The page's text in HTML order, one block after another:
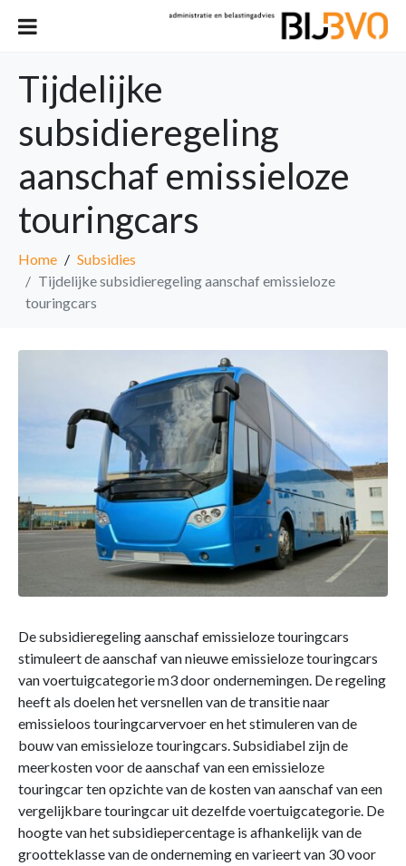
Tijdelijke
subsidieregeling
aanschaf emissieloze
touringcars
Home
Subsidies
Tijdelijke subsidieregeling aanschaf emissieloze
touringcars
De subsidieregeling aanschaf emissieloze touringcars
stimuleert de aanschaf van nieuwe emissieloze touringcars
van voertuigcategorie m3 door ondernemingen. De regeling
heeft als doelen het versnellen van de transitie naar
emissieloos touringcarvervoer en het stimuleren van de
bouw van emissieloze touringcars. Subsidiabel zijn de
meerkosten voor de aanschaf van een emissieloze
touringcar ten opzichte van de kosten van aanschaf van een
vergelijkbare touringcar uit dezelfde voertuigcategorie. De
hoogte van het subsidiepercentage is afhankelijk van de
grootteklasse van de onderneming en varieert van 30 voor